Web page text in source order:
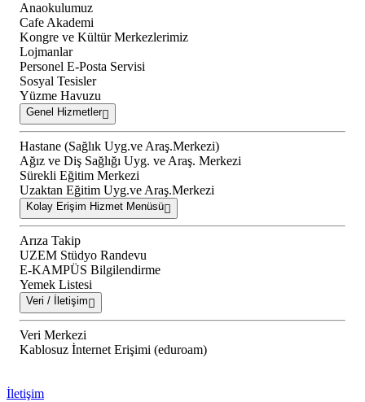
Anaokulumuz
Cafe Akademi
Kongre ve Kültür Merkezlerimiz
Lojmanlar
Personel E-Posta Servisi
Sosyal Tesisler
Yüzme Havuzu
Genel Hizmetler
Hastane (Sağlık Uyg.ve Araş.Merkezi)
Ağız ve Diş Sağlığı Uyg. ve Araş. Merkezi
Sürekli Eğitim Merkezi
Uzaktan Eğitim Uyg.ve Araş.Merkezi
Kolay Erişim Hizmet Menüsü
Arıza Takip
UZEM Stüdyo Randevu
E-KAMPÜS Bilgilendirme
Yemek Listesi
Veri / İletişim
Veri Merkezi
Kablosuz İnternet Erişimi (eduroam)
İletişim